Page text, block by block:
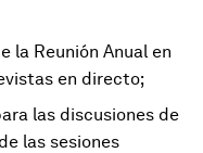
la Reunión Anual en
en directo;
las discusiones de
las sesiones